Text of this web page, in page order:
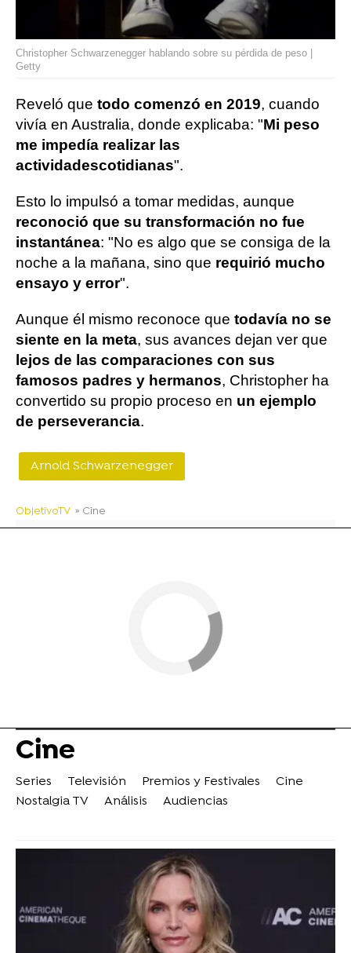
Christopher Schwarzenegger hablando sobre su pérdida de peso |
Getty
Reveló que todo comenzó en 2019, cuando
vivía en Australia, donde explicaba: "Mi peso
me impedía realizar las
actividadescotidianas".
Esto lo impulsó a tomar medidas, aunque
reconoció que su transformación no fue
instantánea: "No es algo que se consiga de la
noche a la mañana, sino que requirió mucho
ensayo y error".
Aunque él mismo reconoce que todavía no se
siente en la meta, sus avances dejan ver que
lejos de las comparaciones con sus
famosos padres y hermanos, Christopher ha
convertido su propio proceso en un ejemplo
de perseverancia.
Arnold Schwarzenegger
ObjetivoTV » Cine
Cine
Series Televisión Premios y Festivales
Cine
Nostalgia TV
Análisis Audiencias